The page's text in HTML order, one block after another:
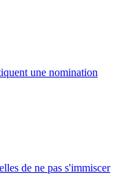
une nomination
de ne pas s'immiscer